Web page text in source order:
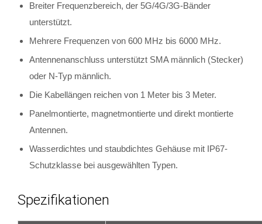
Breiter Frequenzbereich, der 5G/4G/3G-Bänder
unterstützt.
Mehrere Frequenzen von 600 MHz bis 6000 MHz.
Antennenanschluss unterstützt SMA männlich (Stecker)
oder N-Typ männlich.
Die Kabellängen reichen von 1 Meter bis 3 Meter.
Panelmontierte, magnetmontierte und direkt montierte
Antennen.
Wasserdichtes und staubdichtes Gehäuse mit IP67-
Schutzklasse bei ausgewählten Typen.
Spezifikationen